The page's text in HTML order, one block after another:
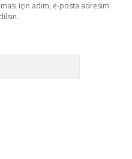
için adım, e-posta adresim